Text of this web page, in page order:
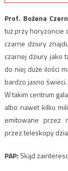
Prof. Bożena
tuż przy horyzoncie
czarne dziury
czarnej dziury jako
do niej duże ilości
bardzo jasno
W takim centrum
albo nawet kilku
emitowane przez
przez teleskopy
PAP: Skąd